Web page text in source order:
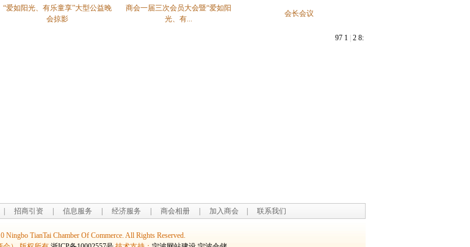
“爱如阳光、有乐童享”大型公益晚
会掠影
商会一届三次会员大会暨“爱如阳
光、有...
会长会议
97 1 2 8:
招商引资 信息服务 经济服务 商会相册 加入商会 联系我们
Ningbo TianTai Chamber Of Commerce. All Rights Reserved.